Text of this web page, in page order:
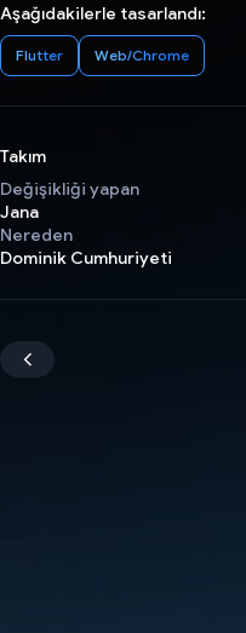
Aşağıdakilerle tasarlandı:
Flutter Web/Chrome
Takım
Değişikliği yapan
Jana
Nereden
Dominik Cumhuriyeti